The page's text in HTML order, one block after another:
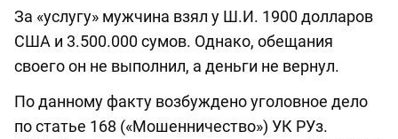
За «услугу» мужчина взял у Ш.И. 1900 долларов
США и 3.500.000 сумов. Однако, обещания
своего он не выполнил, а деньги не вернул.
По данному факту возбуждено уголовное дело
по статье 168 («Мошенничество») УК РУз.